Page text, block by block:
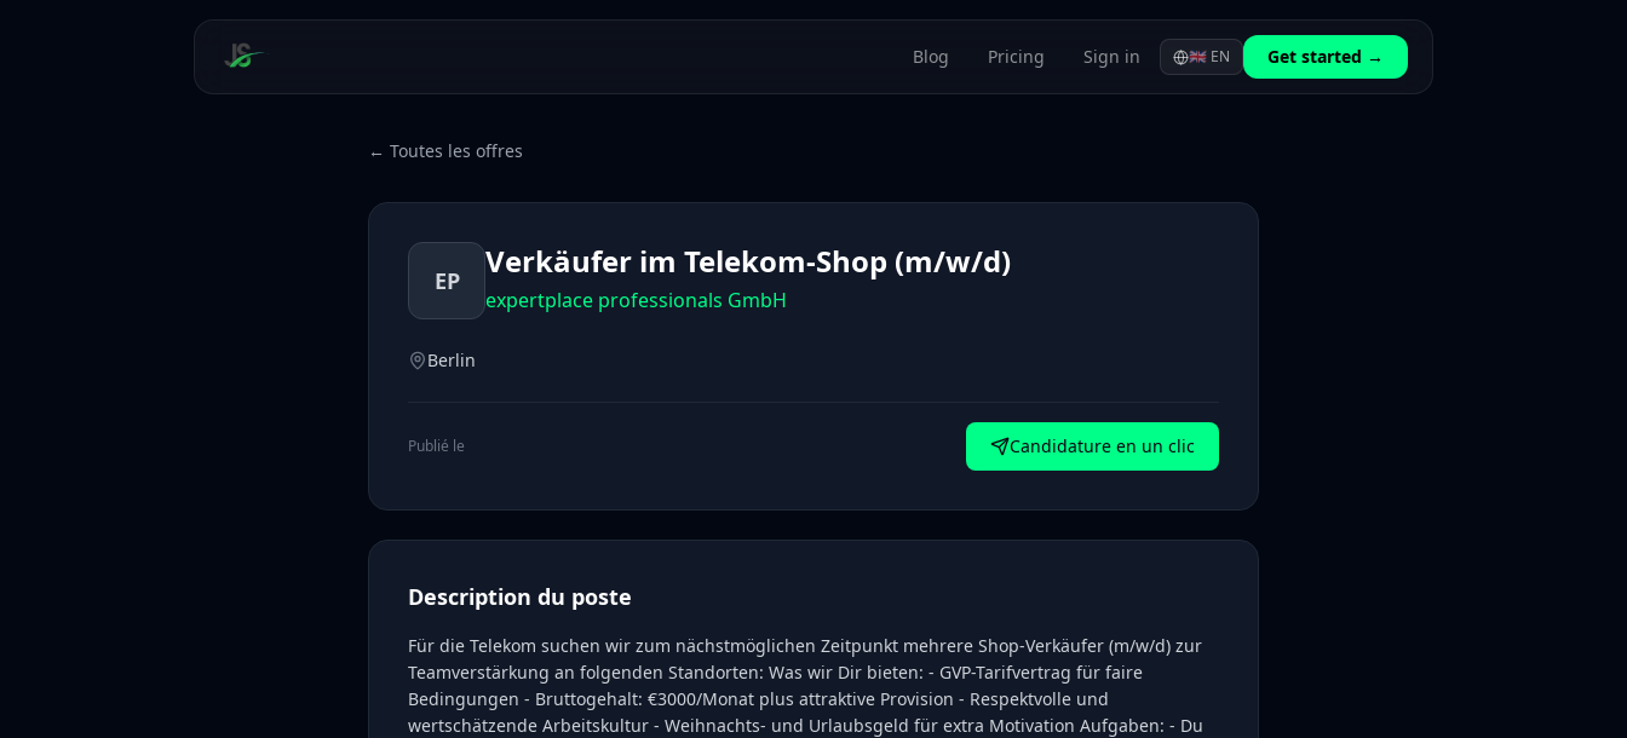
Blog Pricing Sign in 🇬🇧 EN Get started →
← Toutes les offres
EP Verkäufer im Telekom-Shop (m/w/d)
expertplace professionals GmbH
Berlin
Publié le Candidature en un clic
Description du poste
Für die Telekom suchen wir zum nächstmöglichen Zeitpunkt mehrere Shop-Verkäufer (m/w/d) zur
Teamverstärkung an folgenden Standorten: Was wir Dir bieten: - GVP-Tarifvertrag für faire
Bedingungen - Bruttogehalt: €3000/Monat plus attraktive Provision - Respektvolle und
wertschätzende Arbeitskultur - Weihnachts- und Urlaubsgeld für extra Motivation Aufgaben: - Du